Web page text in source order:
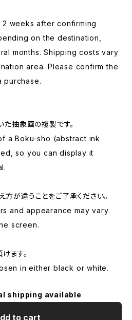
weeks after confirming
on the destination,
months. Shipping costs vary
area. Please confirm the
purchase.
た抽象画の複製です。
a Boku-sho (abstract ink
so you can display it
が違うことをご了承ください。
and appearance may vary
screen.
ます。
in either black or white.
shipping available
to cart